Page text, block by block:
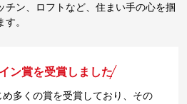
チン、ロフトなど、住まい手の心を掴
。
ン賞を受賞しました
多くの賞を受賞しており、その